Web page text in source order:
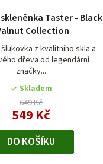
Taster - Black
Collection
z kvalitního skla a
dřeva od legendární
značky...
hodnocení
produktu
je
5,0
z
5
hvězdiček.
Skladem
649 Kč
549 Kč
DO KOŠÍKU